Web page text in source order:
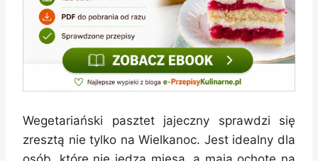
Wegetariański pasztet jajeczny sprawdzi się
zresztą nie tylko na Wielkanoc. Jest idealny dla